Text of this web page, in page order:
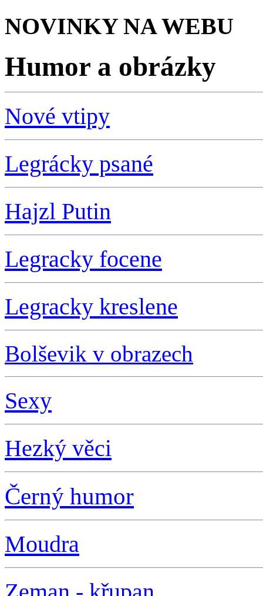
NOVINKY NA WEBU
Humor a obrázky
Nové vtipy
Legrácky psané
Hajzl Putin
Legracky focene
Legracky kreslene
Bolševik v obrazech
Sexy
Hezký věci
Černý humor
Moudra